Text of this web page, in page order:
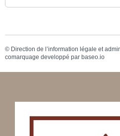
© Direction de l’information légale et
comarquage developpé par baseo.io